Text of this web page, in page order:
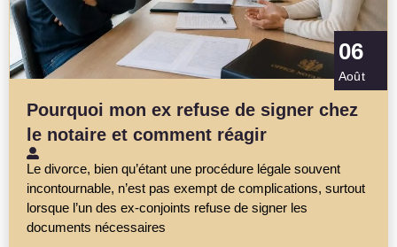
06
Août
Pourquoi mon ex refuse de signer chez
le notaire et comment réagir
Le divorce, bien qu’étant une procédure légale souvent
incontournable, n’est pas exempt de complications, surtout
lorsque l’un des ex-conjoints refuse de signer les
documents nécessaires